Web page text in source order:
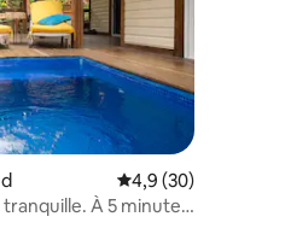
commentairesNote moyenne de
4,9 (30)
À 5 minutes